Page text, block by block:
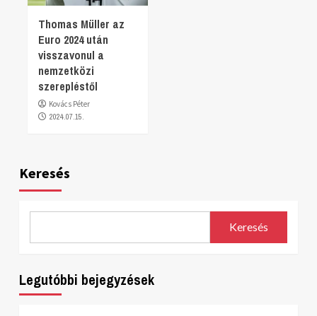
Thomas Müller az
Euro 2024 után
visszavonul a
nemzetközi
szerepléstől
Kovács Péter
2024.07.15.
Keresés
Keresés
Legutóbbi bejegyzések